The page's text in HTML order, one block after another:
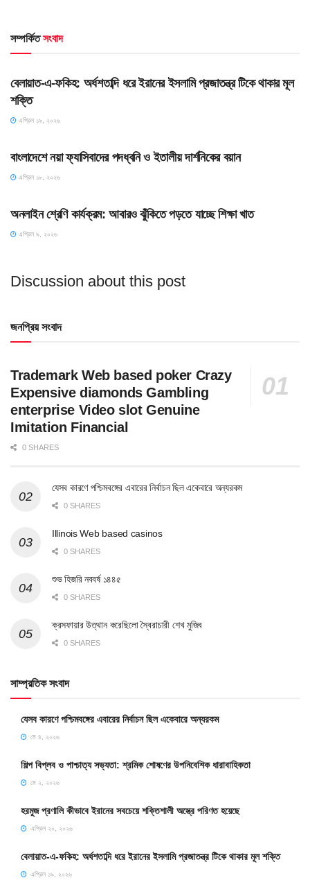
সম্পর্কিতসংবাদ
SLIDE
বেলায়াত-এ-ফকিহ: অর্ধশতাব্দি ধরে ইরানের ইসলামি প্রজাতন্ত্র টিকে থাকার মূল
শক্তি
এপ্রিল ১৯, ২০২৬
বাংলাদেশে নয়া ফ্যাসিবাদের পদধ্বনি ও ইতালীয় দার্শনিকের বয়ান
এপ্রিল ১৮, ২০২৬
অনলাইন শ্রেণি কার্যক্রম: আবারও ঝুঁকিতে পড়তে যাচ্ছে শিক্ষা খাত
এপ্রিল ৯, ২০২৬
Discussion about this post
জনপ্রিয় সংবাদ
Trademark Web based poker Crazy
Expensive diamonds Gambling
enterprise Video slot Genuine
Imitation Financial
0 SHARES
যেসব কারণে পশ্চিমবঙ্গের এবারের নির্বাচন ছিল একেবারে অন্যরকম
0 SHARES
Illinois Web based casinos
0 SHARES
শুভ হিজরি নববর্ষ ১৪৪৫
0 SHARES
ক্রসফায়ার উত্থান করেছিলো স্বৈরাচারী শেখ মুজিব
0 SHARES
সাম্প্রতিক সংবাদ
যেসব কারণে পশ্চিমবঙ্গের এবারের নির্বাচন ছিল একেবারে অন্যরকম
মে ৪, ২০২৬
শিল্প বিপ্লব ও পাশ্চাত্য সভ্যতা: শ্রমিক শোষণের উপনিবেশিক ধারাবাহিকতা
মে ২, ২০২৬
হরমুজ প্রণালি কীভাবে ইরানের সবচেয়ে শক্তিশালী অস্ত্রে পরিণত হয়েছে
এপ্রিল ২০, ২০২৬
বেলায়াত-এ-ফকিহ: অর্ধশতাব্দি ধরে ইরানের ইসলামি প্রজাতন্ত্র টিকে থাকার মূল শক্তি
এপ্রিল ১৯, ২০২৬